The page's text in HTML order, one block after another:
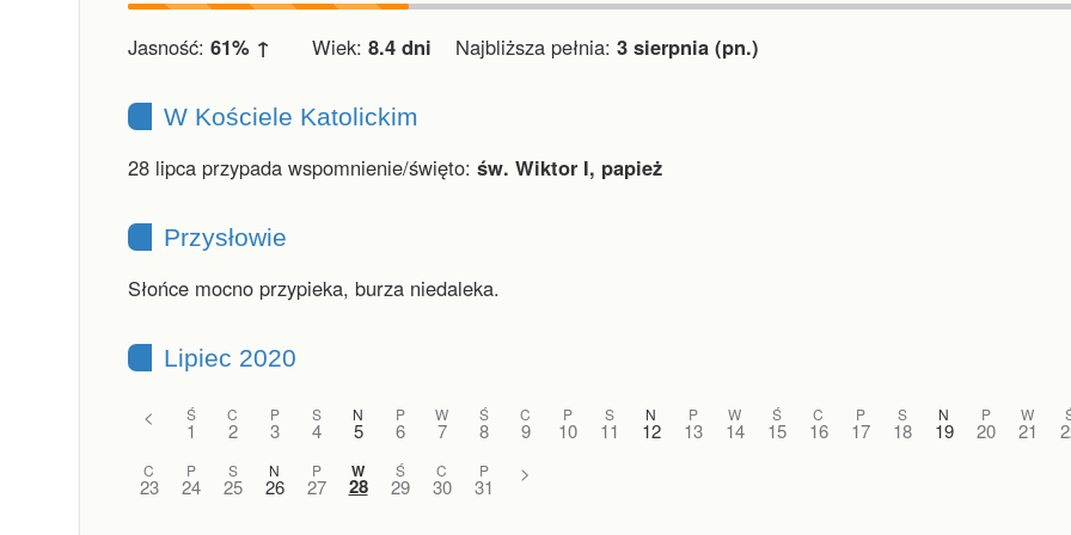
Jasność: 61% ↑ Wiek: 8.4 dni Najbliższa pełnia: 3 sierpnia (pn.)
W Kościele Katolickim
28 lipca przypada wspomnienie/święto: św. Wiktor I, papież
Przysłowie
Słońce mocno przypieka, burza niedaleka.
Lipiec 2020
< Ś
1
C
2
P
3
S
4
N
5
P
6
W
7
Ś
8
C
9
P
10
S
11
N
12
P
13
W
14
Ś
15
C
16
P
17
S
18
N
19
P
20
W
21
C
23
P
24
S
25
N
26
P
27
W
28
Ś
29
C
30
P
31
>